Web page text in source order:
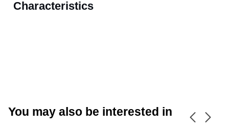
Characteristics
You may also be interested in